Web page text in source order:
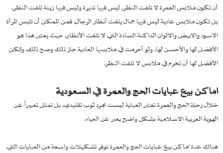
أن تكون ملابس العمرة لا تلفت النظر, ليس فيها شهرة وليس فيها زينة تلفت النظر,
بل تكون ملابس عادية ليس فيها جمال يلفت أنظار الرجال, فمن الممكن أن تلبس المرأة
الاسود والابيض والالوان الداكنة السادة التي لا تلفت الأنظار, حيث يعتبر هذا هو
الأفضل لها والأحسن لها, ولو أحرمت في ملابسها العادية جاز ذلك وصح ذلك, ولكن
الأفضل لها أن تحرم في ملابس لا تلفت النظر.
اماكن بيع عبايات الحج والعمرة في السعودية
خلال رحلة الحج والعمرة تعتبر العباية ليست مجرد ثوب تقليدي, بل تمثل تعبيراً عن
الهوية العربية الاسلامية بشكل واضح يعبر عن الحياء.
هناك عدة اماكن بيع عبايات الحج والعمرة توفر تشكيلات واسعة من العبايات التي